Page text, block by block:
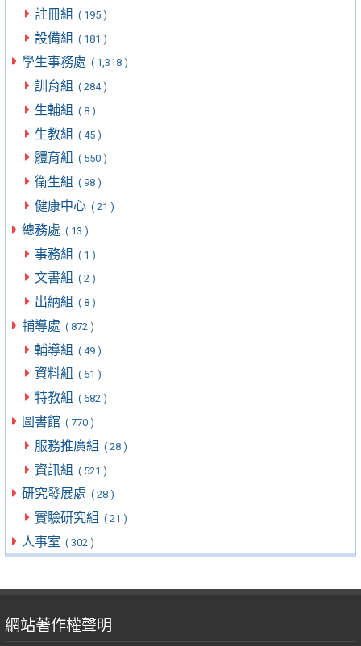
註冊組 ( 195 )
設備組 ( 181 )
學生事務處 ( 1,318 )
訓育組 ( 284 )
生輔組 ( 8 )
生教組 ( 45 )
體育組 ( 550 )
衛生組 ( 98 )
健康中心 ( 21 )
總務處 ( 13 )
事務組 ( 1 )
文書組 ( 2 )
出納組 ( 8 )
輔導處 ( 872 )
輔導組 ( 49 )
資料組 ( 61 )
特教組 ( 682 )
圖書館 ( 770 )
服務推廣組 ( 28 )
資訊組 ( 521 )
研究發展處 ( 28 )
實驗研究組 ( 21 )
人事室 ( 302 )
網站著作權聲明